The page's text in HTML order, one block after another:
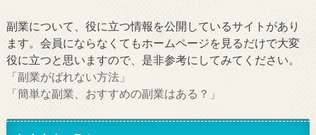
副業について、役に立つ情報を公開しているサイトがあり
ます。会員にならなくてもホームページを見るだけで大変
役に立つと思いますので、是非参考にしてみてください。
「副業がばれない方法」
「簡単な副業、おすすめの副業はある？」